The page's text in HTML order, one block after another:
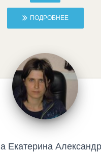
ПОДРОБНЕЕ
Екатерина